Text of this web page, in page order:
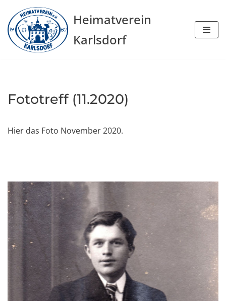
Zum
Inhalt
springen
Heimatverein
Karlsdorf
Fototreff (11.2020)
Hier das Foto November 2020.